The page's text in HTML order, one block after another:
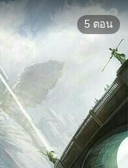
5 ตอน